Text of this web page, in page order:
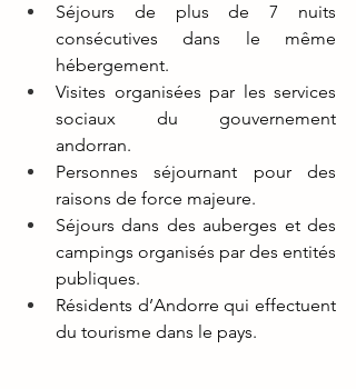
Séjours de plus de 7 nuits
consécutives dans le même
hébergement.
Visites organisées par les services
sociaux du gouvernement
andorran.
Personnes séjournant pour des
raisons de force majeure.
Séjours dans des auberges et des
campings organisés par des entités
publiques.
Résidents d’Andorre qui effectuent
du tourisme dans le pays.